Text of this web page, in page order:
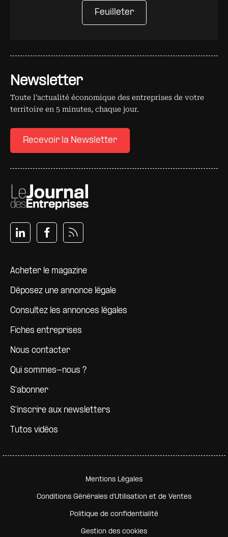
Newsletter
Toute l’actualité économique des entreprises de votre
territoire en 5 minutes, chaque jour.
Recevoir la Newsletter
Pied de page
Acheter le magazine
Déposez une annonce légale
Consultez les annonces légales
Fiches entreprises
Nous contacter
Qui sommes-nous ?
S'abonner
S'inscrire aux newsletters
Tutos vidéos
Feuilleter
Pied de page secondaire
Mentions Légales
Conditions Générales d'Utilisation et de Ventes
Politique de confidentialité
Gestion des cookies